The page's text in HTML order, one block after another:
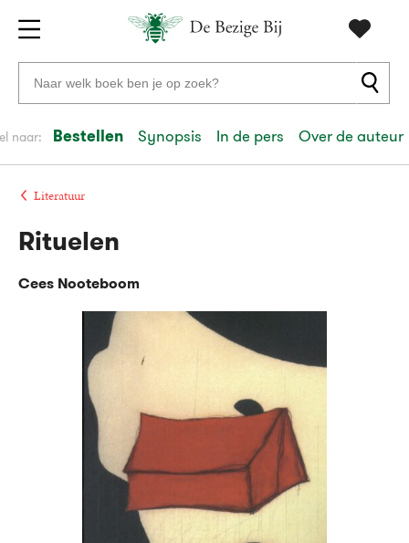
Gratis
verzending
vanaf
20
euro
Voor
23:59
volgendein
Veilig
Gratis
Zoeken
naar
auteurs
en
uitgevers
naar: Bestellen Synopsis In de pers Over de auteur
Literatuur
Rituelen
Cees Nooteboom